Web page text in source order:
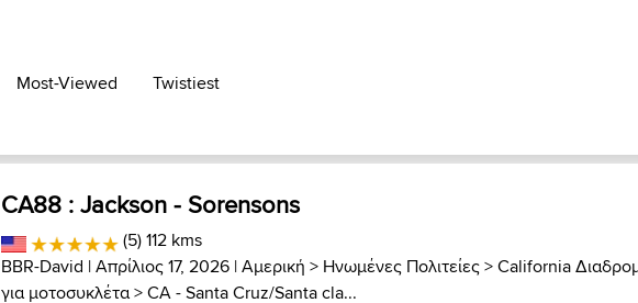
Most-Viewed Twistiest
CA88 : Jackson - Sorensons
(5) 112 kms
BBR-David | Απρίλιος 17, 2026 |Αμερική > Ηνωμένες Πολιτείες>California
για μοτοσυκλέτα>CA - Santa Cruz/Santa cla...